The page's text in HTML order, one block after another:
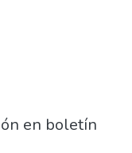
en boletín